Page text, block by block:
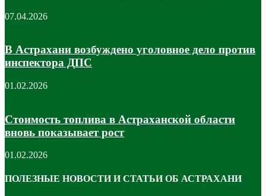
07.04.2026
В Астрахани возбуждено уголовное дело против
инспектора ДПС
01.02.2026
Стоимость топлива в Астраханской области
вновь показывает рост
01.02.2026
ПОЛЕЗНЫЕ НОВОСТИ И СТАТЬИ ОБ АСТРАХАНИ